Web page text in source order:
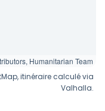
Humanitarian Team
itinéraire calculé via
Valhalla.